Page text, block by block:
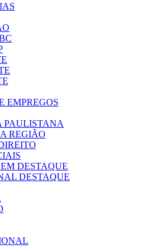
EMPREGOS
PAULISTANA
REGIÃO
DESTAQUE
DESTAQUE